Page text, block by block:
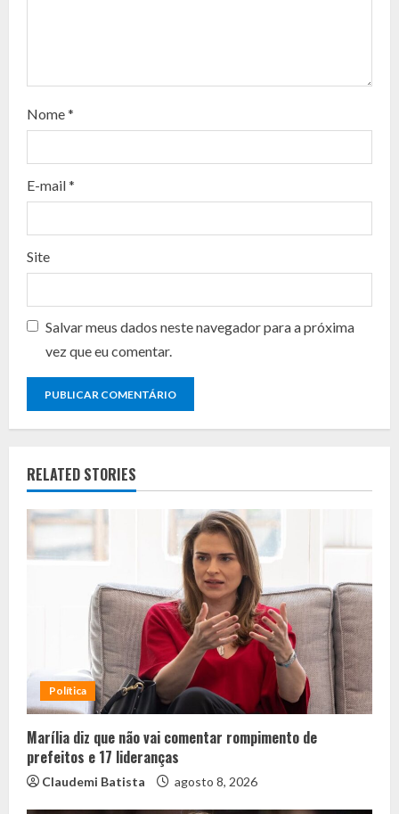
a
d
n
g
Nome*
E-mail*
Site
Salvar meus dados neste navegador para a próxima
vez que eu comentar.
RELATED STORIES
Política
Marília diz que não vai comentar rompimento de
prefeitos e 17 lideranças
Claudemi Batista agosto 8, 2026